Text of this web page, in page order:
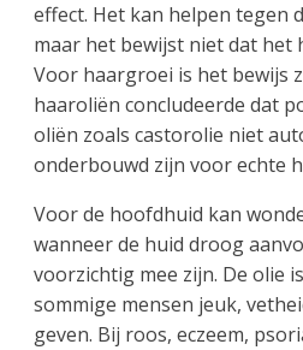
effect. Het kan helpen tegen
maar het bewijst niet dat het
Voor haargroei is het bewijs
haaroliën concludeerde dat
oliën zoals castorolie niet
onderbouwd zijn voor echte
Voor de hoofdhuid kan
wanneer de huid droog
voorzichtig mee zijn. De olie
sommige mensen jeuk,
geven. Bij roos, eczeem,